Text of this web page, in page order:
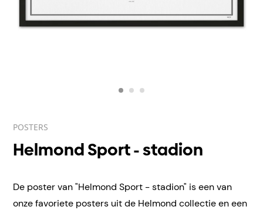
POSTERS
Helmond Sport - stadion
De poster van "Helmond Sport - stadion" is een van
onze favoriete posters uit de Helmond collectie en een